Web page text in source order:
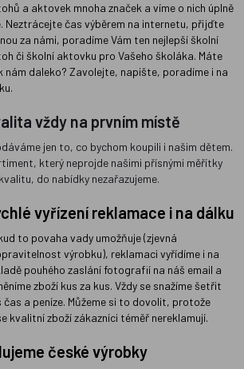
a aktovek mnoha značek a víme o nich úplně
Neztrácejte čas výběrem na internetu, přijďte
za námi, poradíme Vám ten nejlepší školní
či školní aktovku pro Vašeho školáka. Máte
nám daleko? Zavolejte, napište, poradíme i na
vždy na prvním místě
jen to, co bychom koupili i našim dětem.
který neprojde našimi přísnými měřítky
do nabídky nezařazujeme.
vyřízení reklamace i na dálku
to povaha vady umožňuje (zjevná
výrobku), reklamaci vyřídíme i na
pouhého zaslání fotografií na náš email a
zboží kus za kus. Vždy se snažíme šetřit
čas a peníze. Můžeme si to dovolit, protože
kvalitní zboží zákazníci téměř nereklamují.
české výrobky